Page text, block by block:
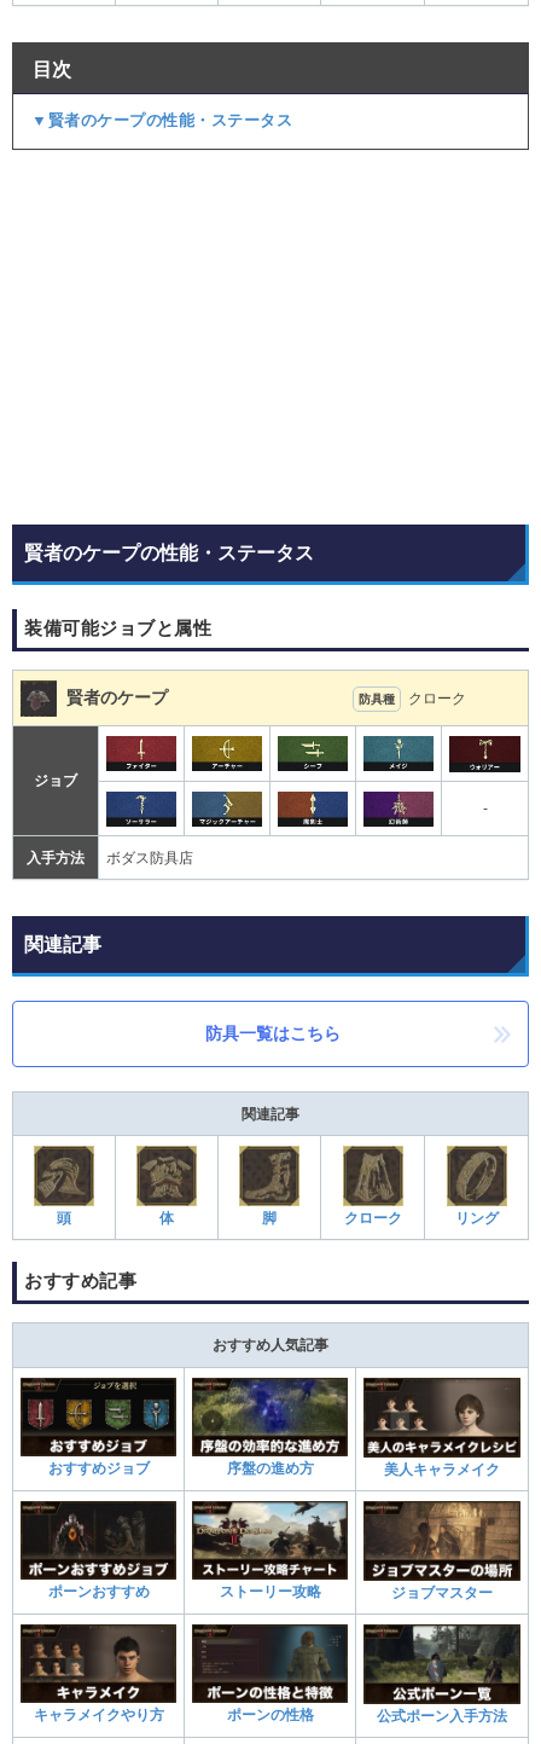
目次
▼賢者のケープの性能・ステータス
賢者のケープの性能・ステータス
装備可能ジョブと属性
賢者のケープ 防具種 クローク
ジョブ
-
入手方法 ボダス防具店
関連記事
防具一覧はこちら
関連記事
頭 体 脚 クローク リング
おすすめ記事
おすすめ人気記事
おすすめジョブ 序盤の進め方 美人キャラメイク
ポーンおすすめ ストーリー攻略 ジョブマスター
キャラメイクやり方 ポーンの性格 公式ポーン入手方法